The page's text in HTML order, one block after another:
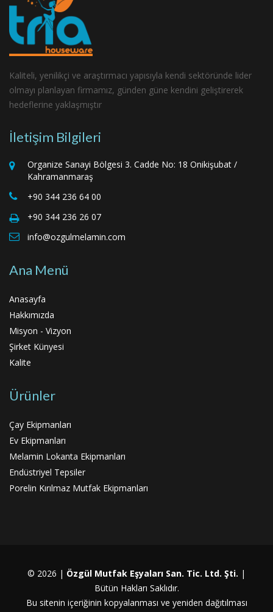
Kaliteli, yenilikçi ve araştırmacı yapısıyla kendi sektöründe lider
olmayı planlayan firmamız, günden güne kendini geliştirerek
hedeflerine yaklaşmıştır
İletişim Bilgileri
Organize Sanayi Bölgesi 3. Cadde No: 18 Onikişubat /
Kahramanmaraş
+90 344 236 64 00
+90 344 236 26 07
info@ozgulmelamin.com
Ana Menü
Anasayfa
Hakkımızda
Misyon - Vizyon
Şirket Künyesi
Kalite
Ürünler
Çay Ekipmanları
Ev Ekipmanları
Melamin Lokanta Ekipmanları
Endüstriyel Tepsiler
Porelin Kırılmaz Mutfak Ekipmanları
© 2026 | Özgül Mutfak Eşyaları San. Tic. Ltd. Şti. |
Bütün Hakları Saklıdır.
Bu sitenin içeriğinin kopyalanması ve yeniden dağıtılması